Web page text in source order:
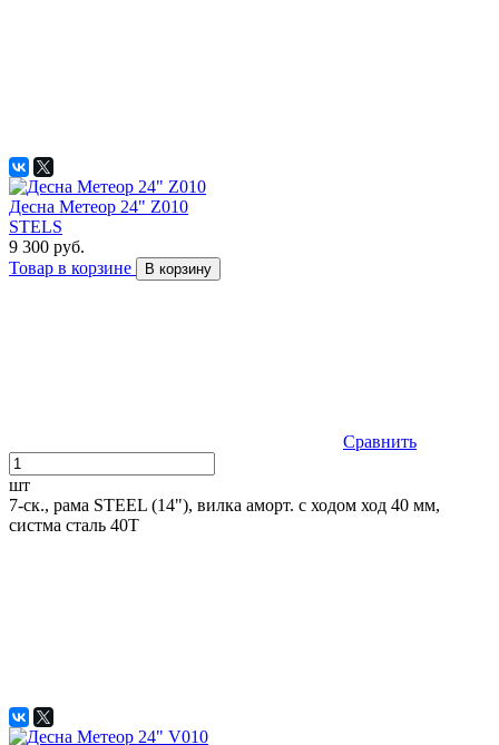
Десна Метеор 24" Z010
STELS
9 300 руб.
Товар в корзине
В корзину
Сравнить
шт
7-ск., рама STEEL (14"), вилка аморт. с ходом ход 40 мм,
систма сталь 40T